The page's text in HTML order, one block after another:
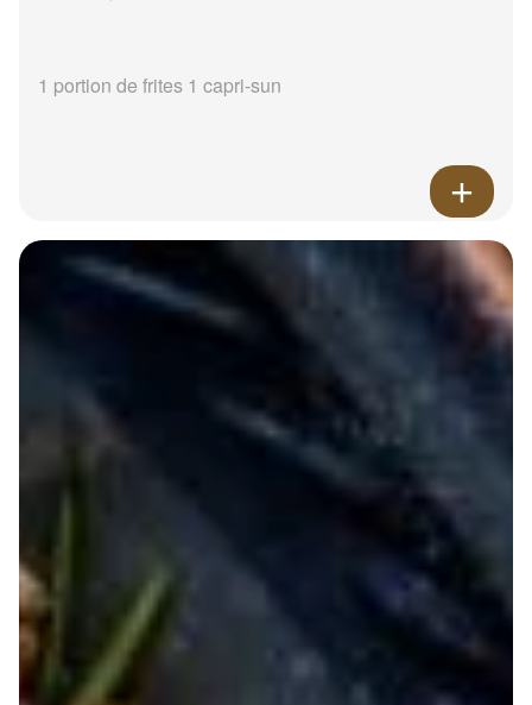
1 portion de frites 1 capri-sun